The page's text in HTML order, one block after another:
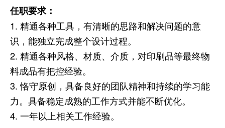
任职要求：
1. 精通各种工具，有清晰的思路和解决问题的意
识，能独立完成整个设计过程。
2. 精通各种风格、材质、介质，对印刷品等最终物
料成品有把控经验。
3. 恪守原创，具备良好的团队精神和持续的学习能
力。具备稳定成熟的工作方式并能不断优化。
4. 一年以上相关工作经验。